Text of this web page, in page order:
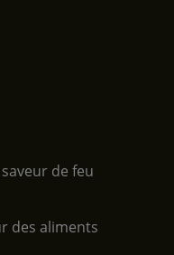
de feu
des aliments